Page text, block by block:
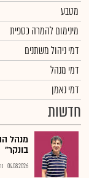
מטבע
מינימום להמרה כספית
דמי ניהול משתנים
דמי מנהל
דמי נאמן
חדשות
מנהל
בונקר"
04.08.2026